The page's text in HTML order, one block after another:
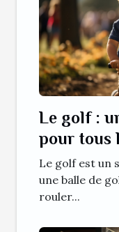
Le golf :
pour tous
Le golf est un
une balle de
rouler...